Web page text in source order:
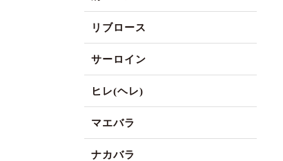
リブロース
サーロイン
ヒレ(ヘレ)
マエバラ
ナカバラ